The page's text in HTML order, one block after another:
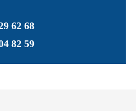
62 68
82 59